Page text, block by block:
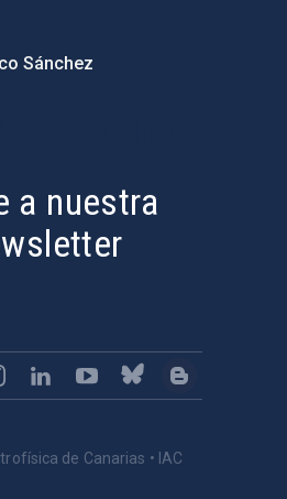
Sánchez
a nuestra
de Canarias • IAC